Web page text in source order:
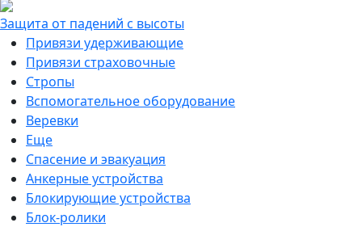
Защита от падений с высоты
Привязи удерживающие
Привязи страховочные
Стропы
Вспомогательное оборудование
Веревки
Еще
Спасение и эвакуация
Анкерные устройства
Блокирующие устройства
Блок-ролики